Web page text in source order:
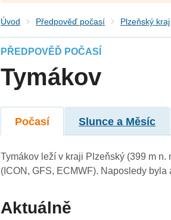
Úvod Předpověď počasí Plzeňský kraj
PŘEDPOVĚĎ POČASÍ
Tymákov
Počasí Slunce a Měsíc
Tymákov leží v kraji Plzeňský (399 m
(ICON, GFS, ECMWF). Naposledy
Aktuálně